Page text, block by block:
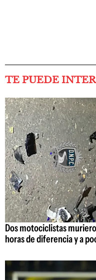
TE PUEDE
Dos motociclistas
horas de diferencia y a